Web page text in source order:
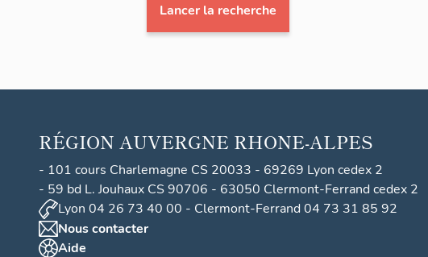
Lancer la recherche
RÉGION AUVERGNE RHONE-ALPES
- 101 cours Charlemagne CS 20033 - 69269 Lyon cedex 2
- 59 bd L. Jouhaux CS 90706 - 63050 Clermont-Ferrand cedex 2
Lyon 04 26 73 40 00 - Clermont-Ferrand 04 73 31 85 92
Nous contacter
Aide